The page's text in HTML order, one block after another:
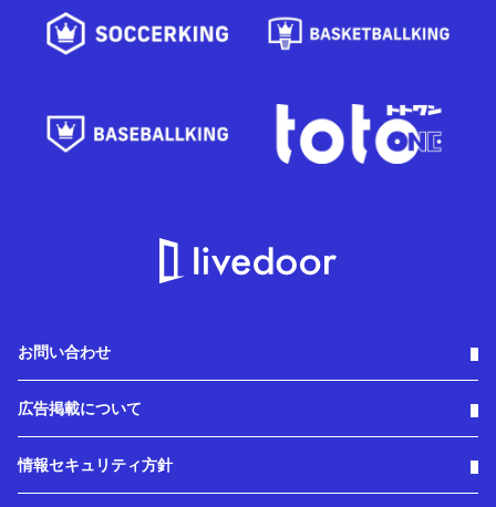
お問い合わせ
広告掲載について
情報セキュリティ方針